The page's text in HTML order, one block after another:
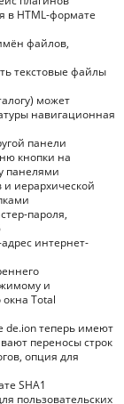
в HTML-формате
файлов,
текстовые файлы
может
навигационная
панели
кнопки на
панелями
иерархической
пароля,
интернет-
и
Total
de.ion теперь имеют
переносы строк
опция для
SHA1
пользовательских